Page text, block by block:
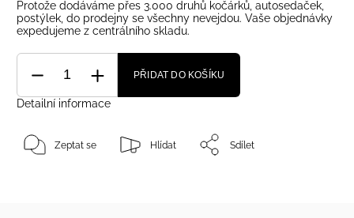
Protože dodáváme přes 3.000 druhů kočárků, autosedaček,
postýlek, do prodejny se všechny nevejdou. Vaše objednávky
expedujeme z centrálního skladu.
PŘIDAT DO KOŠÍKU
Detailní informace
Zeptat se Hlídat Sdílet